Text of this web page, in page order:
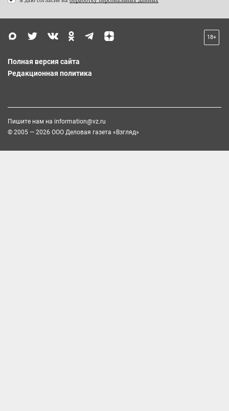
18+
Полная версия сайта
Редакционная политика
Пишите нам на information@vz.ru
© 2005 — 2026 ООО Деловая газета «Взгляд»